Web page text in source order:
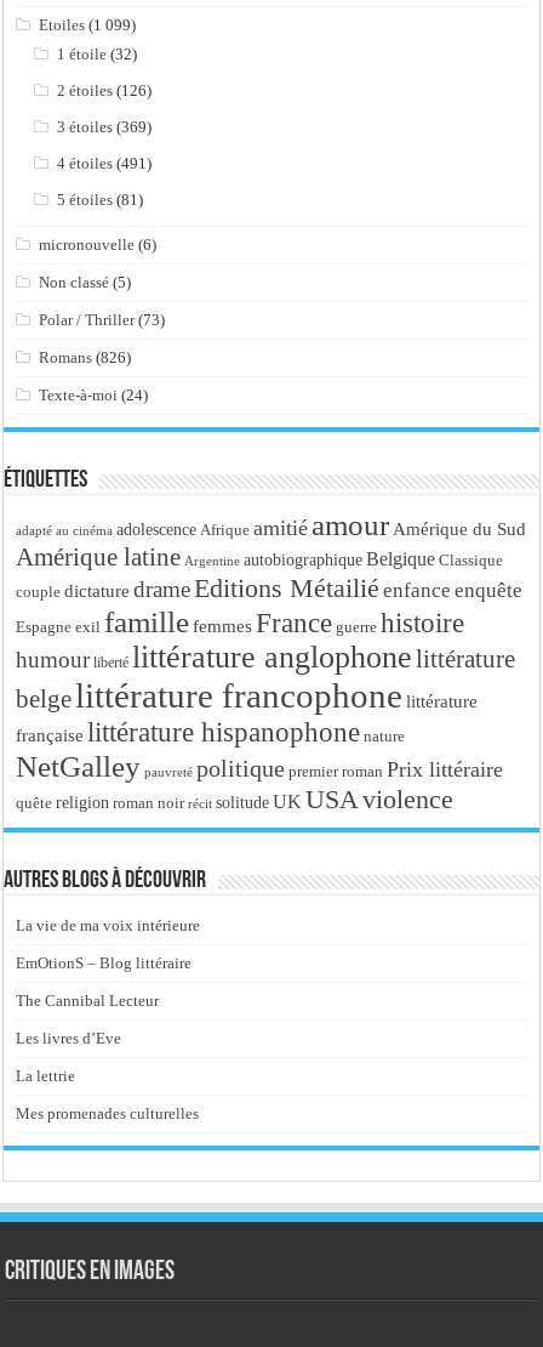
Etoiles (1 099)
1 étoile (32)
2 étoiles (126)
3 étoiles (369)
4 étoiles (491)
5 étoiles (81)
micronouvelle (6)
Non classé (5)
Polar / Thriller(73)
Romans (826)
Texte-à-moi (24)
Étiquettes
adapté au cinéma adolescence Afrique amitié amour Amérique du Sud
Amérique latine Argentine autobiographique Belgique Classique
couple dictature drameEditions Métailié enfance enquête
Espagne exil famille femmes France guerre histoire
humour liberté littérature anglophonelittérature
belgelittérature francophone littérature
française littérature hispanophone nature
NetGalley pauvreté politique premier roman Prix littéraire
quête religion roman noir récit solitude UK USAviolence
Autres blogs à découvrir
La vie de ma voix intérieure
EmOtionS – Blog littéraire
The Cannibal Lecteur
Les livres d’Eve
La lettrie
Mes promenades culturelles
Critiques en images